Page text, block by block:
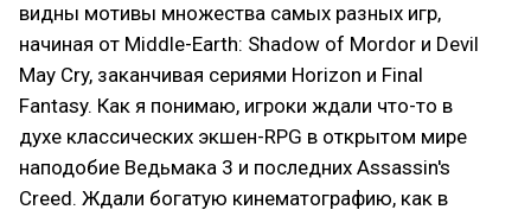
видны мотивы множества самых разных игр,
начиная от Middle-Earth: Shadow of Mordor и Devil
May Cry, заканчивая сериями Horizon и Final
Fantasy. Как я понимаю, игроки ждали что-то в
духе классических экшен-RPG в открытом мире
наподобие Ведьмака 3 и последних Assassin's
Creed. Ждали богатую кинематографию, как в